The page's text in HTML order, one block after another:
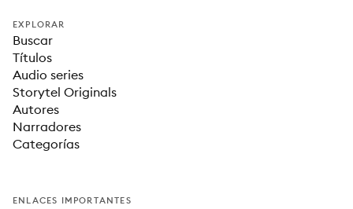
EXPLORAR
Buscar
Títulos
Audio series
Storytel Originals
Autores
Narradores
Categorías
ENLACES IMPORTANTES